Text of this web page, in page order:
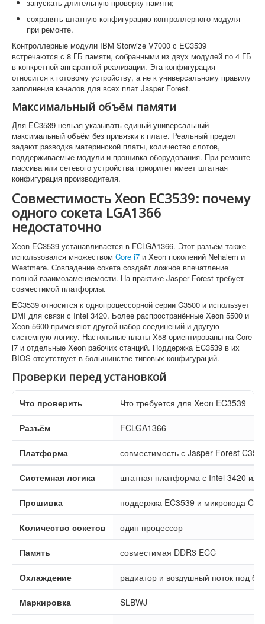
запускать длительную проверку памяти;
сохранять штатную конфигурацию контроллерного модуля
при ремонте.
Контроллерные модули IBM Storwize V7000 с EC3539
встречаются с 8 ГБ памяти, собранными из двух модулей по 4 ГБ
в конкретной аппаратной реализации. Эта конфигурация
относится к готовому устройству, а не к универсальному правилу
заполнения каналов для всех плат Jasper Forest.
Максимальный объём памяти
Для EC3539 нельзя указывать единый универсальный
максимальный объём без привязки к плате. Реальный предел
задают разводка материнской платы, количество слотов,
поддерживаемые модули и прошивка оборудования. При ремонте
массива или сетевого устройства приоритет имеет штатная
конфигурация производителя.
Совместимость Xeon EC3539: почему
одного сокета LGA1366
недостаточно
Xeon EC3539 устанавливается в FCLGA1366. Этот разъём также
использовался множеством Core i7 и Xeon поколений Nehalem и
Westmere. Совпадение сокета создаёт ложное впечатление
полной взаимозаменяемости. На практике Jasper Forest требует
совместимой платформы.
EC3539 относится к однопроцессорной серии C3500 и использует
DMI для связи с Intel 3420. Более распространённые Xeon 5500 и
Xeon 5600 применяют другой набор соединений и другую
системную логику. Настольные платы X58 ориентированы на Core
i7 и отдельные Xeon рабочих станций. Поддержка EC3539 в их
BIOS отсутствует в большинстве типовых конфигураций.
Проверки перед установкой
Что проверить Что требуется для Xeon EC3539
Разъём FCLGA1366
Платформа совместимость с Jasper Forest
Системная логика штатная платформа с Intel 3420 или
Прошивка поддержка EC3539 и микрокода
Количество сокетов один процессор
Память совместимая DDR3 ECC
Охлаждение радиатор и воздушный поток под 65
Маркировка SLBWJ